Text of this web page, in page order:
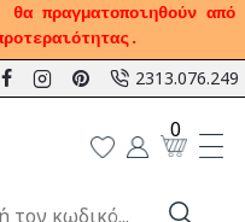
θα πραγματοποιηθούν από
2313.076.249
0